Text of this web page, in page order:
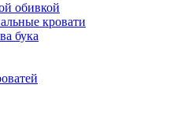
обивкой
кровати
бука